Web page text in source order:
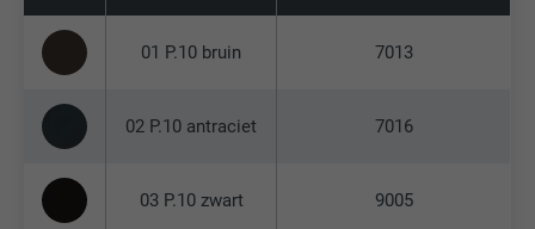
01 P.10 bruin 7013
02 P.10 antraciet 7016
03 P.10 zwart 9005